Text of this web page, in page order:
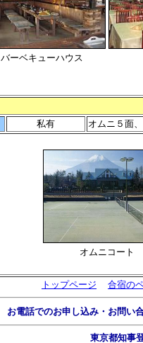
バーベキューハウス
私有 オムニ５面
オムニコート
トップページ 合宿の
お電話でのお申し込み・お問い
東京都知事